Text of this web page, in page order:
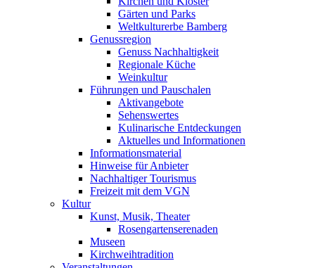
Gärten und Parks
Weltkulturerbe Bamberg
Genussregion
Genuss Nachhaltigkeit
Regionale Küche
Weinkultur
Führungen und Pauschalen
Aktivangebote
Sehenswertes
Kulinarische Entdeckungen
Aktuelles und Informationen
Informationsmaterial
Hinweise für Anbieter
Nachhaltiger Tourismus
Freizeit mit dem VGN
Kultur
Kunst, Musik, Theater
Rosengartenserenaden
Museen
Kirchweihtradition